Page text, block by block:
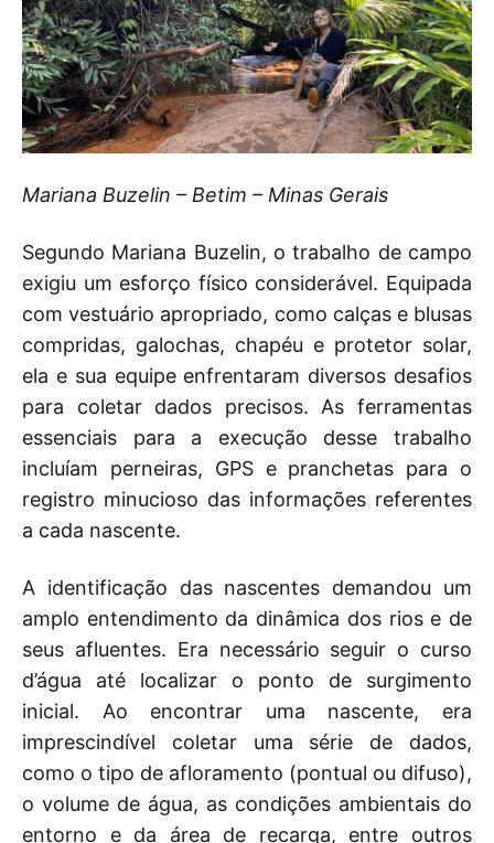
Mariana Buzelin – Betim – Minas Gerais
Segundo Mariana Buzelin, o trabalho de campo
exigiu um esforço físico considerável. Equipada
com vestuário apropriado, como calças e blusas
compridas, galochas, chapéu e protetor solar,
ela e sua equipe enfrentaram diversos desafios
para coletar dados precisos. As ferramentas
essenciais para a execução desse trabalho
incluíam perneiras, GPS e pranchetas para o
registro minucioso das informações referentes
a cada nascente.
A identificação das nascentes demandou um
amplo entendimento da dinâmica dos rios e de
seus afluentes. Era necessário seguir o curso
d’água até localizar o ponto de surgimento
inicial. Ao encontrar uma nascente, era
imprescindível coletar uma série de dados,
como o tipo de afloramento (pontual ou difuso),
o volume de água, as condições ambientais do
entorno e da área de recarga, entre outros